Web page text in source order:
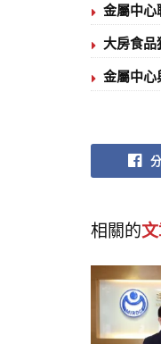
金屬中心
大房食
金屬中心
相關的